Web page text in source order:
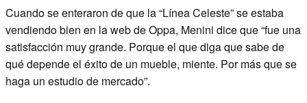
Cuando se enteraron de que la “Línea Celeste” se estaba
vendiendo bien en la web de Oppa, Menini dice que “fue una
satisfacción muy grande. Porque el que diga que sabe de
qué depende el éxito de un mueble, miente. Por más que se
haga un estudio de mercado”.